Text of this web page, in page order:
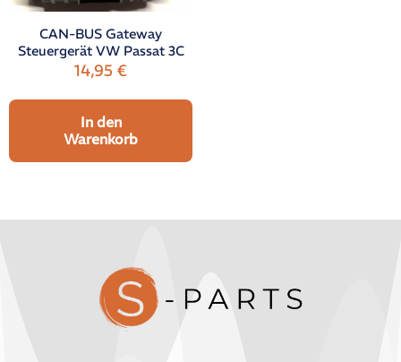
CAN-BUS Gateway
Steuergerät VW Passat 3C
14,95€
In den
Warenkorb